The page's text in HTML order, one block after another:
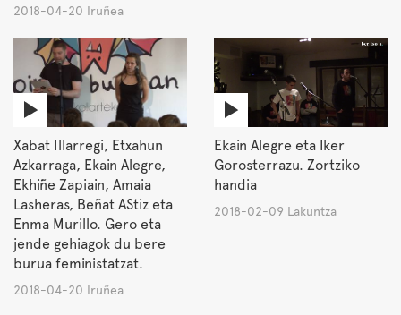
2018-04-20 Iruñea
Xabat Illarregi, Etxahun
Azkarraga, Ekain Alegre,
Ekhiñe Zapiain, Amaia
Lasheras, Beñat AStiz eta
Enma Murillo. Gero eta
jende gehiagok du bere
burua feministatzat.
2018-04-20 Iruñea
Ekain Alegre eta Iker
Gorosterrazu. Zortziko
handia
2018-02-09 Lakuntza